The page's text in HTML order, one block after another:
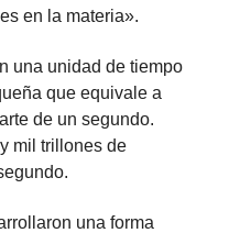
en la materia».
una unidad de tiempo
que equivale a
de un segundo.
mil trillones de
una forma